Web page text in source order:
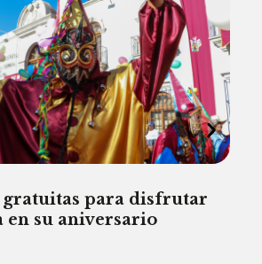
para disfrutar
en su aniversario